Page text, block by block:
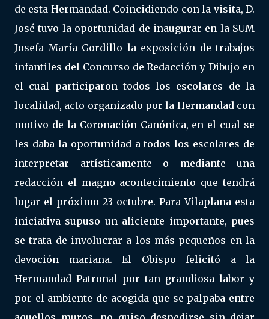
de esta Hermandad. Coincidiendo con la visita, D.
José tuvo la oportunidad de inaugurar en la SUM
Josefa María Gordillo la exposición de trabajos
infantiles del Concurso de Redacción y Dibujo en
el cual participaron todos los escolares de la
localidad, acto organizado por la Hermandad con
motivo de la Coronación Canónica, en el cual se
les daba la oportunidad a todos los escolares de
interpretar artísticamente o mediante una
redacción el magno acontecimiento que tendrá
lugar el próximo 23 octubre. Para Vilaplana esta
iniciativa supuso un aliciente importante, pues
se trata de involucrar a los más pequeños en la
devoción mariana. El Obispo felicitó a la
Hermandad Patronal por tan grandiosa labor y
por el ambiente de acogida que se palpaba entre